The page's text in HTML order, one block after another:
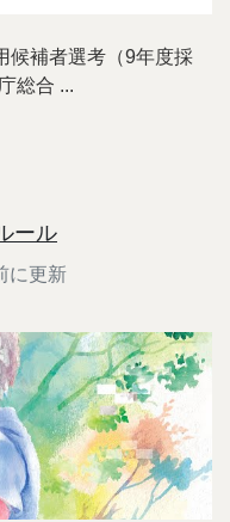
候補者選考（9年度採
総合 ...
ール
に更新